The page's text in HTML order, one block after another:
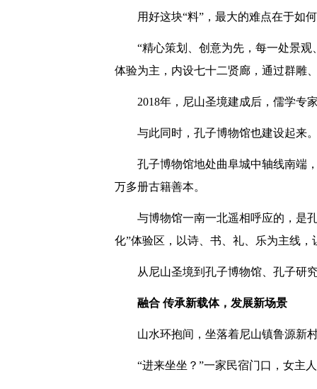
用好这块“料”，最大的难点在于如
“精心策划、创意为先，每一处景
体验为主，内设七十二贤廊，通过群
2018年，尼山圣境建成后，儒学专
与此同时，孔子博物馆也建设起来
孔子博物馆地处曲阜城中轴线南端
万多册古籍善本。
与博物馆一南一北遥相呼应的，是
化”体验区，以诗、书、礼、乐为主线
从尼山圣境到孔子博物馆、孔子研
融合 传承新载体，发展新场景
山水环抱间，坐落着尼山镇鲁源新
“进来坐坐？”一家民宿门口，女主